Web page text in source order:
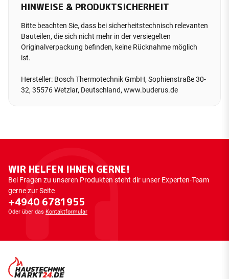
HINWEISE & PRODUKTSICHERHEIT
Bitte beachten Sie, dass bei sicherheitstechnisch relevanten
Bauteilen, die sich nicht mehr in der versiegelten
Originalverpackung befinden, keine Rücknahme möglich
ist.
Hersteller: Bosch Thermotechnik GmbH, Sophienstraße 30-
32, 35576 Wetzlar, Deutschland, www.buderus.de
WIR HELFEN IHNEN GERNE!
Bei Fragen zu unseren Produkten steht dir unser Experten-Team
gerne zur Seite
+4940 6781955
Oder über das Kontaktformular